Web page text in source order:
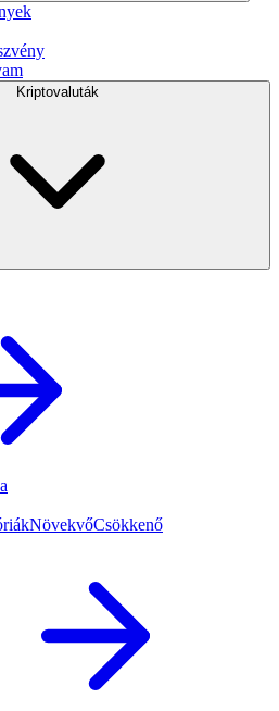
NövekvőCsökkenő